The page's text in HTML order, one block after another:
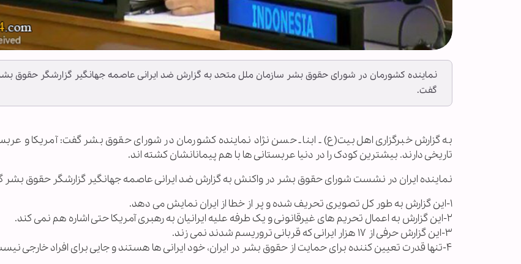
نماینده کشورمان در شورای حقوق بشر سازمان ملل متحد به گزارش ضد ایرانی عاصمه جهانگیر گزارشگر حقوق
گفت.
به گزارش خبرگزاری اهل‌بیت(ع) ـ ابنا ـ حسن نژاد نماینده کشورمان در شورای حقوق بشر گفت: آمریکا و
تاریخی دارند. بیشترین کودک را در دنیا عربستانی ها با هم پیمانانشان کشته اند.
نماینده ایران در نشست شورای حقوق بشر در واکنش به گزارش ضد ایرانی عاصمه جهانگیر گزارشگر حقوق بشر
۱-این گزارش به طور کل تصویری تحریف شده و پر از خطا از ایران نمایش می دهد.
۲-این گزارش به اعمال تحریم های غیرقانونی و یک طرفه علیه ایرانیان به رهبری آمریکا حتی اشاره هم نمی کند.
۳-این گزارش حرفی از ۱۷ هزار ایرانی که قربانی تروریسم شدند نمی زند.
۴-تنها قدرت تعیین کننده برای حمایت از حقوق بشر در ایران، خود ایرانی ها هستند و جایی برای افراد خارجی نیست.